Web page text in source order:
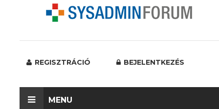
REGISZTRÁCIÓ BEJELENTKEZÉS
MENU